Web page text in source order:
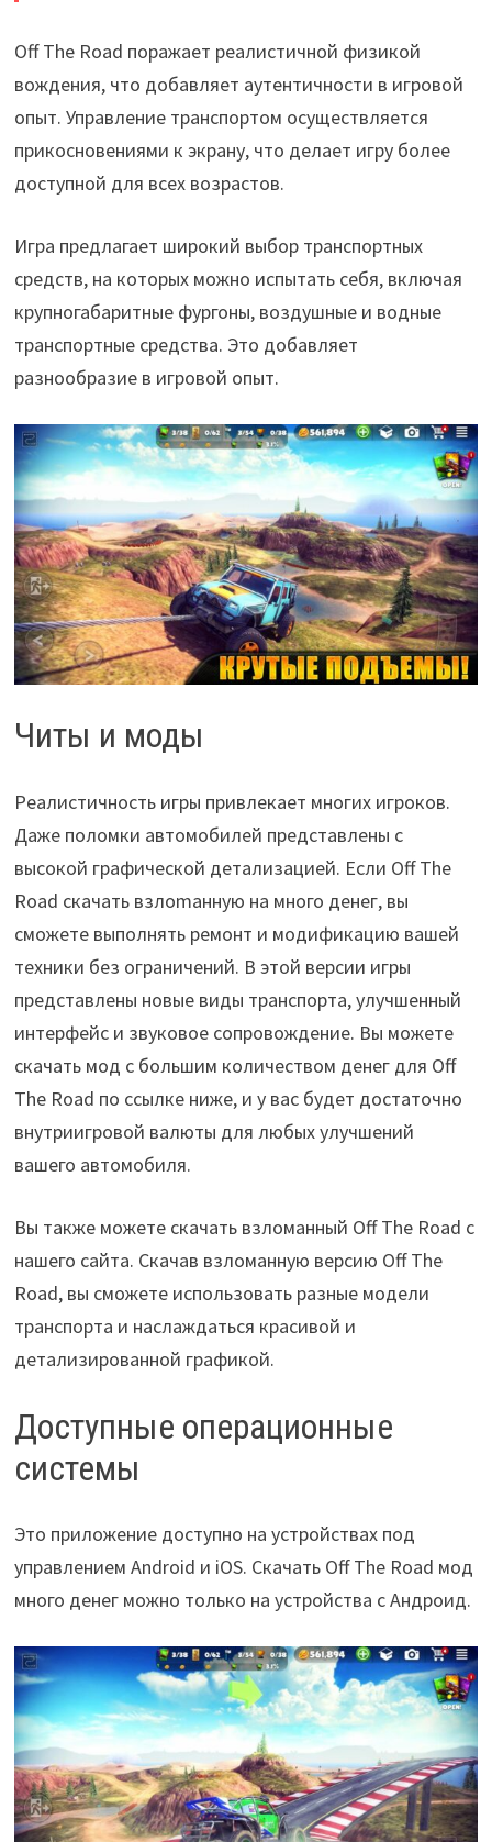
Off The Road поражает реалистичной физикой
вождения, что добавляет аутентичности в игровой
опыт. Управление транспортом осуществляется
прикосновениями к экрану, что делает игру более
доступной для всех возрастов.
Игра предлагает широкий выбор транспортных
средств, на которых можно испытать себя, включая
крупногабаритные фургоны, воздушные и водные
транспортные средства. Это добавляет
разнообразие в игровой опыт.
Читы и моды
Реалистичность игры привлекает многих игроков.
Даже поломки автомобилей представлены с
высокой графической детализацией. Если Off The
Road скачать взлоmанную на много денег, вы
сможете выполнять ремонт и модификацию вашей
техники без ограничений. В этой версии игры
представлены новые виды транспорта, улучшенный
интерфейс и звуковое сопровождение. Вы можете
скачать мод с большим количеством денег для Off
The Road по ссылке ниже, и у вас будет достаточно
внутриигровой валюты для любых улучшений
вашего автомобиля.
Вы также можете скачать взломанный Off The Road с
нашего сайта. Скачав взломанную версию Off The
Road, вы сможете использовать разные модели
транспорта и наслаждаться красивой и
детализированной графикой.
Доступные операционные
системы
Это приложение доступно на устройствах под
управлением Android и iOS. Скачать Off The Road мод
много денег можно только на устройства с Андроид.